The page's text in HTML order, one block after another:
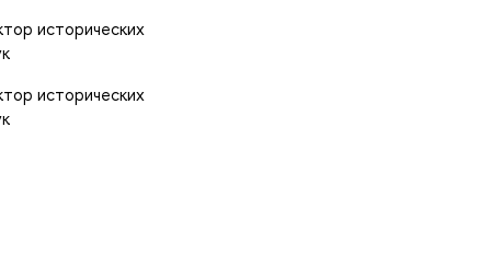
исторических
исторических